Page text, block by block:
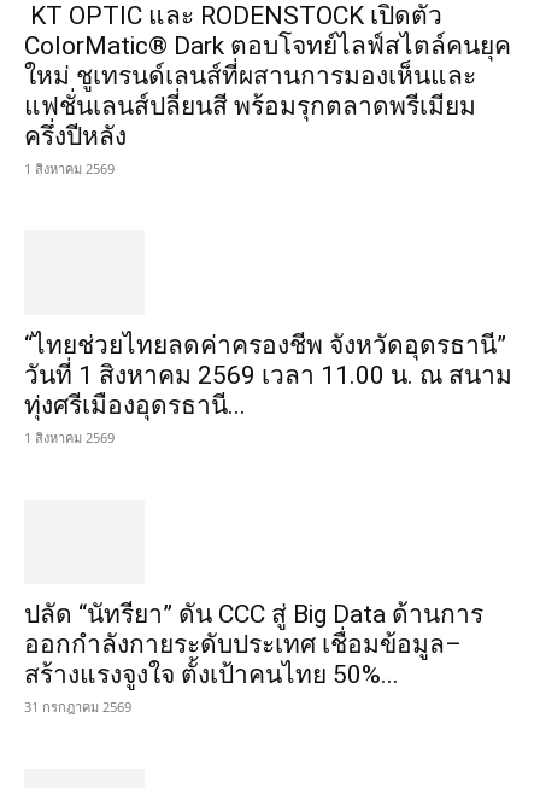
KT OPTIC และ RODENSTOCK เปิดตัว
ColorMatic® Dark ตอบโจทย์ไลฟ์สไตล์คนยุค
ใหม่ ชูเทรนด์เลนส์ที่ผสานการมองเห็นและ
แฟชั่นเลนส์ปลี่ยนสี พร้อมรุกตลาดพรีเมียม
ครึ่งปีหลัง
1 สิงหาคม 2569
“ไทยช่วยไทยลดค่าครองชีพ จังหวัดอุดรธานี”
วันที่ 1 สิงหาคม 2569 เวลา 11.00 น. ณ สนาม
ทุ่งศรีเมืองอุดรธานี...
1 สิงหาคม 2569
ปลัด “นัทรียา” ดัน CCC สู่ Big Data ด้านการ
ออกกำลังกายระดับประเทศ เชื่อมข้อมูล–
สร้างแรงจูงใจ ตั้งเป้าคนไทย 50%...
31 กรกฎาคม 2569